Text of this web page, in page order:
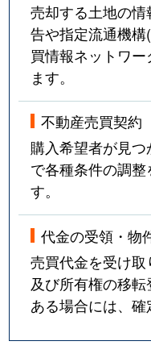
売却する土地の
告や指定流通機
買情報ネットワ
ます。
不動産売買契約
購入希望者が見
で各種条件の調
す。
代金の受領・物
売買代金を受け
及び所有権の移
ある場合には、確